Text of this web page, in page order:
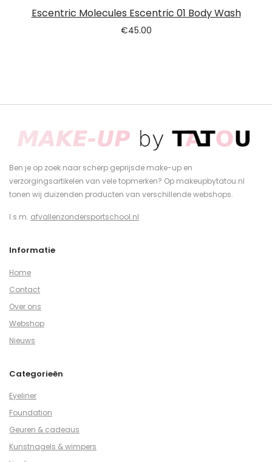
Escentric Molecules Escentric 01 Body Wash
€45.00
Ben je op zoek naar scherp geprijsde make-up en
verzorgingsartikelen van vele topmerken? Op makeupbytatou.nl
tonen wij duizenden producten van verschillende webshops.
I.s.m. afvallenzondersportschool.nl
Informatie
Home
Contact
Over ons
Webshop
Nieuws
Categorieën
Eyeliner
Foundation
Geuren & cadeaus
Kunstnagels & wimpers